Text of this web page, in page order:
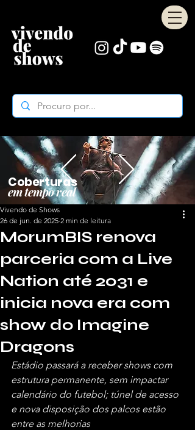
Coberturas
em tempo real
MorumBIS renova
parceria com a Live
Nation até 2031 e
inicia nova era com
show do Imagine
Dragons
Vivendo de Shows
26 de jun. de 2025 2 min de leitura
Estádio passará a receber shows com
estrutura permanente, sem impactar
calendário do futebol; túnel de acesso
e nova disposição dos palcos estão
entre as melhorias